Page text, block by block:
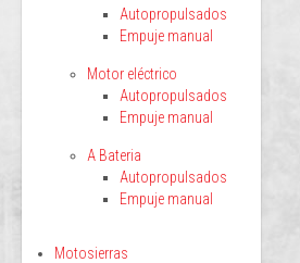
Autopropulsados
Empuje manual
Motor eléctrico
Autopropulsados
Empuje manual
A Bateria
Autopropulsados
Empuje manual
Motosierras